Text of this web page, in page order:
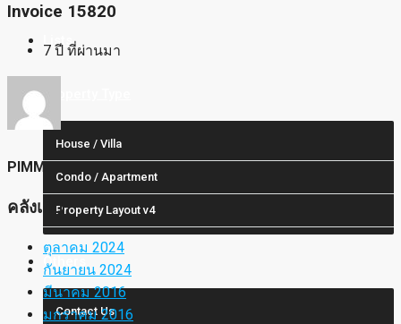
Lists
Property Type
House / Villa
Condo / Apartment
Property Layout v4
Others
Contact Us
Invoice 15820
7 ปี ที่ผ่านมา
PIMM
คลังเก็บ
ตุลาคม 2024
กันยายน 2024
มีนาคม 2016
มกราคม 2016